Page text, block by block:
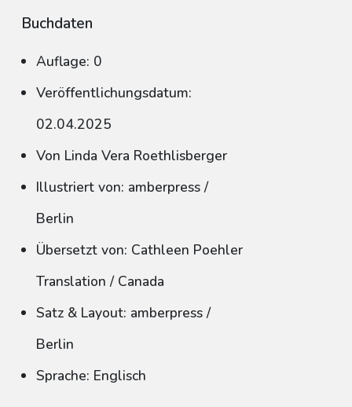
Buchdaten
Auflage: 0
Veröffentlichungsdatum:
02.04.2025
Von Linda Vera Roethlisberger
Illustriert von: amberpress /
Berlin
Übersetzt von: Cathleen Poehler
Translation / Canada
Satz & Layout: amberpress /
Berlin
Sprache: Englisch